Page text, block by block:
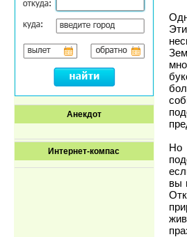
Анекдот
Интернет-компас
Но
вы